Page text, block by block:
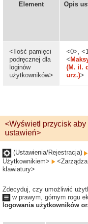
Element Opis
<Ilość pamięci
podręcznej dla
loginów
użytkowników>
<0>,
<
(M. il.
urz.)>
<Wyświetl przycisk aby
ustawień>
(Ustawienia/Rejestracja)
Użytkownikiem>
klawiatury>
Zdecyduj, czy umożliwić
w prawym, górnym rogu
logowania użytkowników